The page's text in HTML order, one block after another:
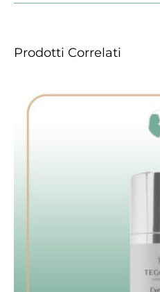
Prodotti Correlati